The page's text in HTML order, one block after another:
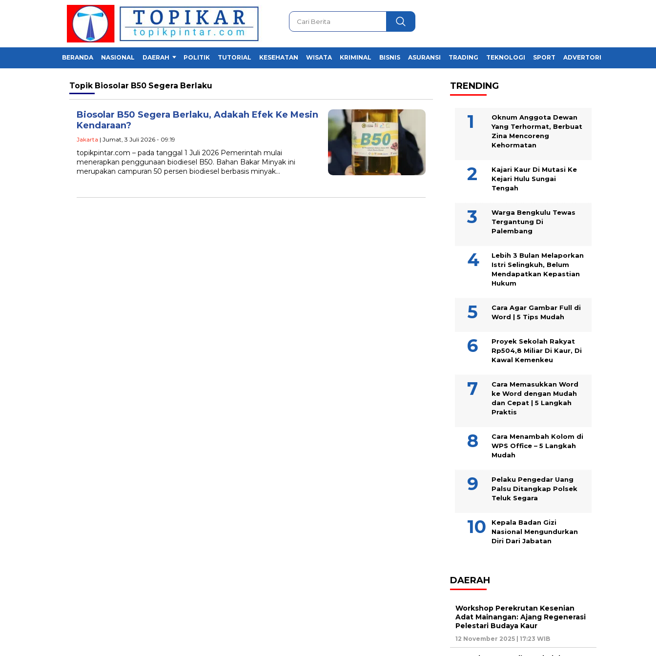
BERANDA NASIONAL DAERAH POLITIK TUTORIAL KESEHATAN WISATA KRIMINAL BISNIS ASURANSI TRADING TEKNOLOGI SPORT ADVERTORIAL
Topik Biosolar B50 Segera Berlaku
Biosolar B50 Segera Berlaku, Adakah Efek Ke Mesin
Kendaraan?
Jakarta | Jumat, 3 Juli 2026 - 09:19
topikpintar.com – pada tanggal 1 Juli 2026 Pemerintah mulai
menerapkan penggunaan biodiesel B50. Bahan Bakar Minyak ini
merupakan campuran 50 persen biodiesel berbasis minyak…
TRENDING
Oknum Anggota Dewan
Yang Terhormat, Berbuat
Zina Mencoreng
Kehormatan
Kajari Kaur Di Mutasi Ke
Kejari Hulu Sungai
Tengah
Warga Bengkulu Tewas
Tergantung Di
Palembang
Lebih 3 Bulan Melaporkan
Istri Selingkuh, Belum
Mendapatkan Kepastian
Hukum
Cara Agar Gambar Full di
Word | 5 Tips Mudah
Proyek Sekolah Rakyat
Rp504,8 Miliar Di Kaur, Di
Kawal Kemenkeu
Cara Memasukkan Word
ke Word dengan Mudah
dan Cepat | 5 Langkah
Praktis
Cara Menambah Kolom di
WPS Office – 5 Langkah
Mudah
Pelaku Pengedar Uang
Palsu Ditangkap Polsek
Teluk Segara
Kepala Badan Gizi
Nasional Mengundurkan
Diri Dari Jabatan
DAERAH
Workshop Perekrutan Kesenian
Adat Mainangan: Ajang Regenerasi
Pelestari Budaya Kaur
12 November 2025 | 17:23 WIB